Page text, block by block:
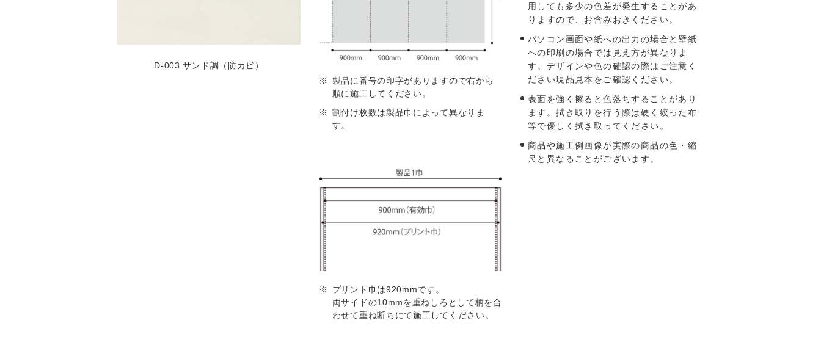
D-003 サンド調（防カビ）
製品に番号の印字がありますので右から
順に施工してください。
割付け枚数は製品巾によって異なりま
す。
プリント巾は920mmです。
両サイドの10mmを重ねしろとして柄を合
わせて重ね断ちにて施工してください。
用しても多少の色差が発生することがあ
りますので、お含みおきください。
パソコン画面や紙への出力の場合と壁紙
への印刷の場合では見え方が異なりま
す。デザインや色の確認の際はご注意く
ださい現品見本をご確認ください。
表面を強く擦ると色落ちすることがあり
ます。拭き取りを行う際は硬く絞った布
等で優しく拭き取ってください。
商品や施工例画像が実際の商品の色・縮
尺と異なることがございます。